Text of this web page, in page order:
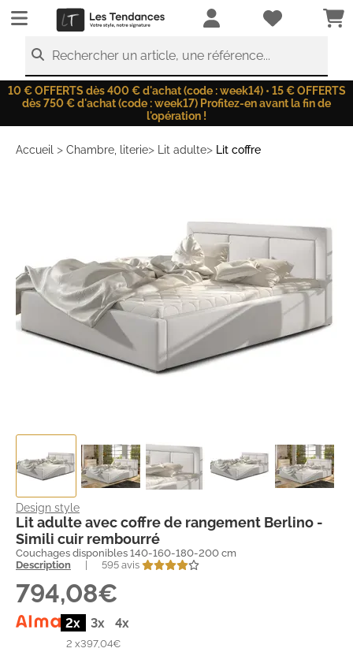
LesTendances.fr
Rechercher un article, une référence...
10 € OFFERTS dès 400 € d'achat (code : week14) • 15 € OFFERTS
dès 750 € d'achat (code : week17) Profitez-en avant la fin de
l'opération !
Accueil > Chambre, literie> Lit adulte> Lit coffre
Design style
Lit adulte avec coffre de rangement Berlino -
Simili cuir rembourré
Couchages disponibles 140-160-180-200 cm
Description
595 avis
794,08€
2x 3x 4x
2 x397,04€